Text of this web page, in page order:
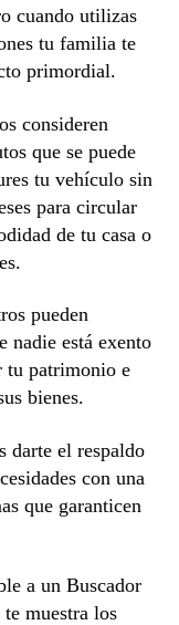
cuando utilizas
tu familia te
primordial.
consideren
que se puede
tu vehículo sin
para circular
de tu casa o
pueden
nadie está exento
tu patrimonio e
bienes.
darte el respaldo
con una
que garanticen
a un Buscador
muestra los